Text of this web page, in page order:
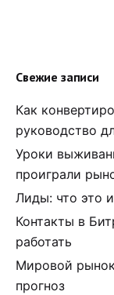
Свежие записи
Как
руководство
Уроки
проиграли
Лиды: что это
Контакты в
работать
Мировой
прогноз